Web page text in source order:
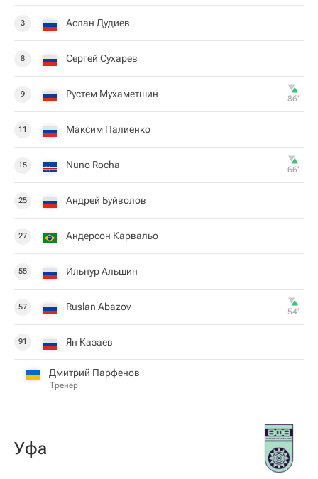
3 Аслан Дудиев
8 Сергей Сухарев
9 Рустем Мухаметшин 86‎’‎
11 Максим Палиенко
15 Nuno Rocha 66‎’‎
25 Андрей Буйволов
27 Андерсон Карвальо
55 Ильнур Альшин
57 Ruslan Abazov 54‎’‎
91 Ян Казаев
Дмитрий Парфенов
Тренер
Уфа